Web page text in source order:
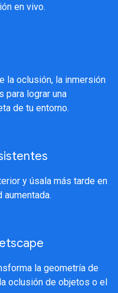
en vivo.
la oclusión, la inmersión
para lograr una
de tu entorno.
y úsala más tarde en
la geometría de
oclusión de objetos o el